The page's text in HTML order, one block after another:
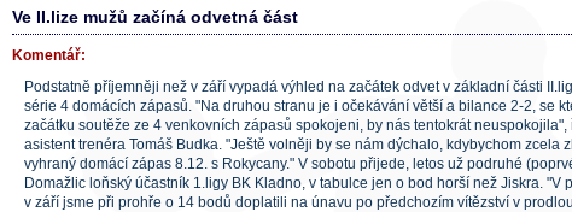
Ve II.lize mužů začíná odvetná část
Komentář:
Podstatně příjemněji než v září vypadá výhled na začátek odvet v základní části
série 4 domácích zápasů. "Na druhou stranu je i očekávání větší a bilance 2-2, se
začátku soutěže ze 4 venkovních zápasů spokojeni, by nás tentokrát
asistent trenéra Tomáš Budka. "Ještě volněji by se nám dýchalo, kdybychom zcela
vyhraný domácí zápas 8.12. s Rokycany." V sobotu přijede, letos už podruhé
Domažlic loňský účastník 1.ligy BK Kladno, v tabulce jen o bod horší než Jiskra. "V
v září jsme při prohře o 14 bodů doplatili na únavu po předchozím vítězství v